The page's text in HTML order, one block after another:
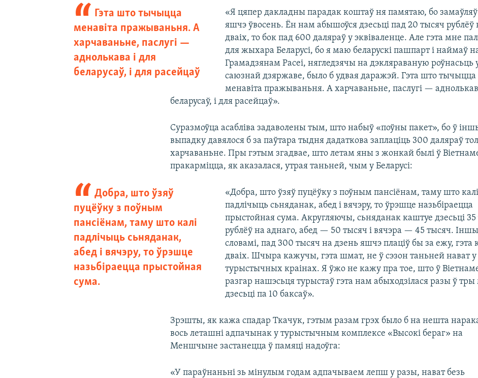
Гэта што тычыцца
менавіта пражываньня. А
харчаваньне, паслугі —
аднолькава і для
беларусаў, і для расейцаў
«Я цяпер дакладны парадак коштаў ня памятаю, бо замаўляў
яшчэ ўвосень. Ён нам абышоўся дзесьці пад 20 тысяч рублёў
дваіх, то бок пад 600 даляраў у эквіваленце. Але гэта мне
для жыхара Беларусі, бо я маю беларускі пашпарт і наймаў
Грамадзянам Расеі, нягледзячы на дэкляраваную роўнасьць
саюзнай дзяржаве, было б удвая даражэй. Гэта што тычыцца
менавіта пражываньня. А харчаваньне, паслугі —
беларусаў, і для расейцаў».
Суразмоўца асабліва задаволены тым, што набыў «поўны пакет», бо ў
выпадку давялося б за паўтара тыдня дадаткова заплаціць 300 даляраў
харчаваньне. Пры гэтым згадвае, што летам яны з жонкай былі ў
пракарміцца, як аказалася, утрая таньней, чым у Беларусі:
Добра, што ўзяў
пуцёўку з поўным
пансіёнам, таму што калі
падлічыць сьняданак,
абед і вячэру, то ўрэшце
назьбіраецца прыстойная
сума.
«Добра, што ўзяў пуцёўку з поўным пансіёнам, таму што калі
падлічыць сьняданак, абед і вячэру, то ўрэшце назьбіраецца
прыстойная сума. Акругляючы, сьняданак каштуе дзесьці 35
рублёў на аднаго, абед — 50 тысяч і вячэра — 45 тысяч.
словамі, пад 300 тысяч на дзень яшчэ плаціў бы за ежу, гэта
дваіх. Шчыра кажучы, гэта шмат, не ў сэзон таньней нават у
турыстычных краінах. Я ўжо не кажу пра тое, што ў
разгар нашэсьця турыстаў гэта нам абыходзілася разы ў
дзесьці па 10 баксаў».
Зрэшты, як кажа спадар Ткачук, гэтым разам грэх было б на нешта
вось леташні адпачынак у турыстычным комплексе «Высокі бераг» на
Меншчыне застанецца ў памяці надоўга:
«У параўнаньні зь мінулым годам адпачываем лепш у разы, нават безь